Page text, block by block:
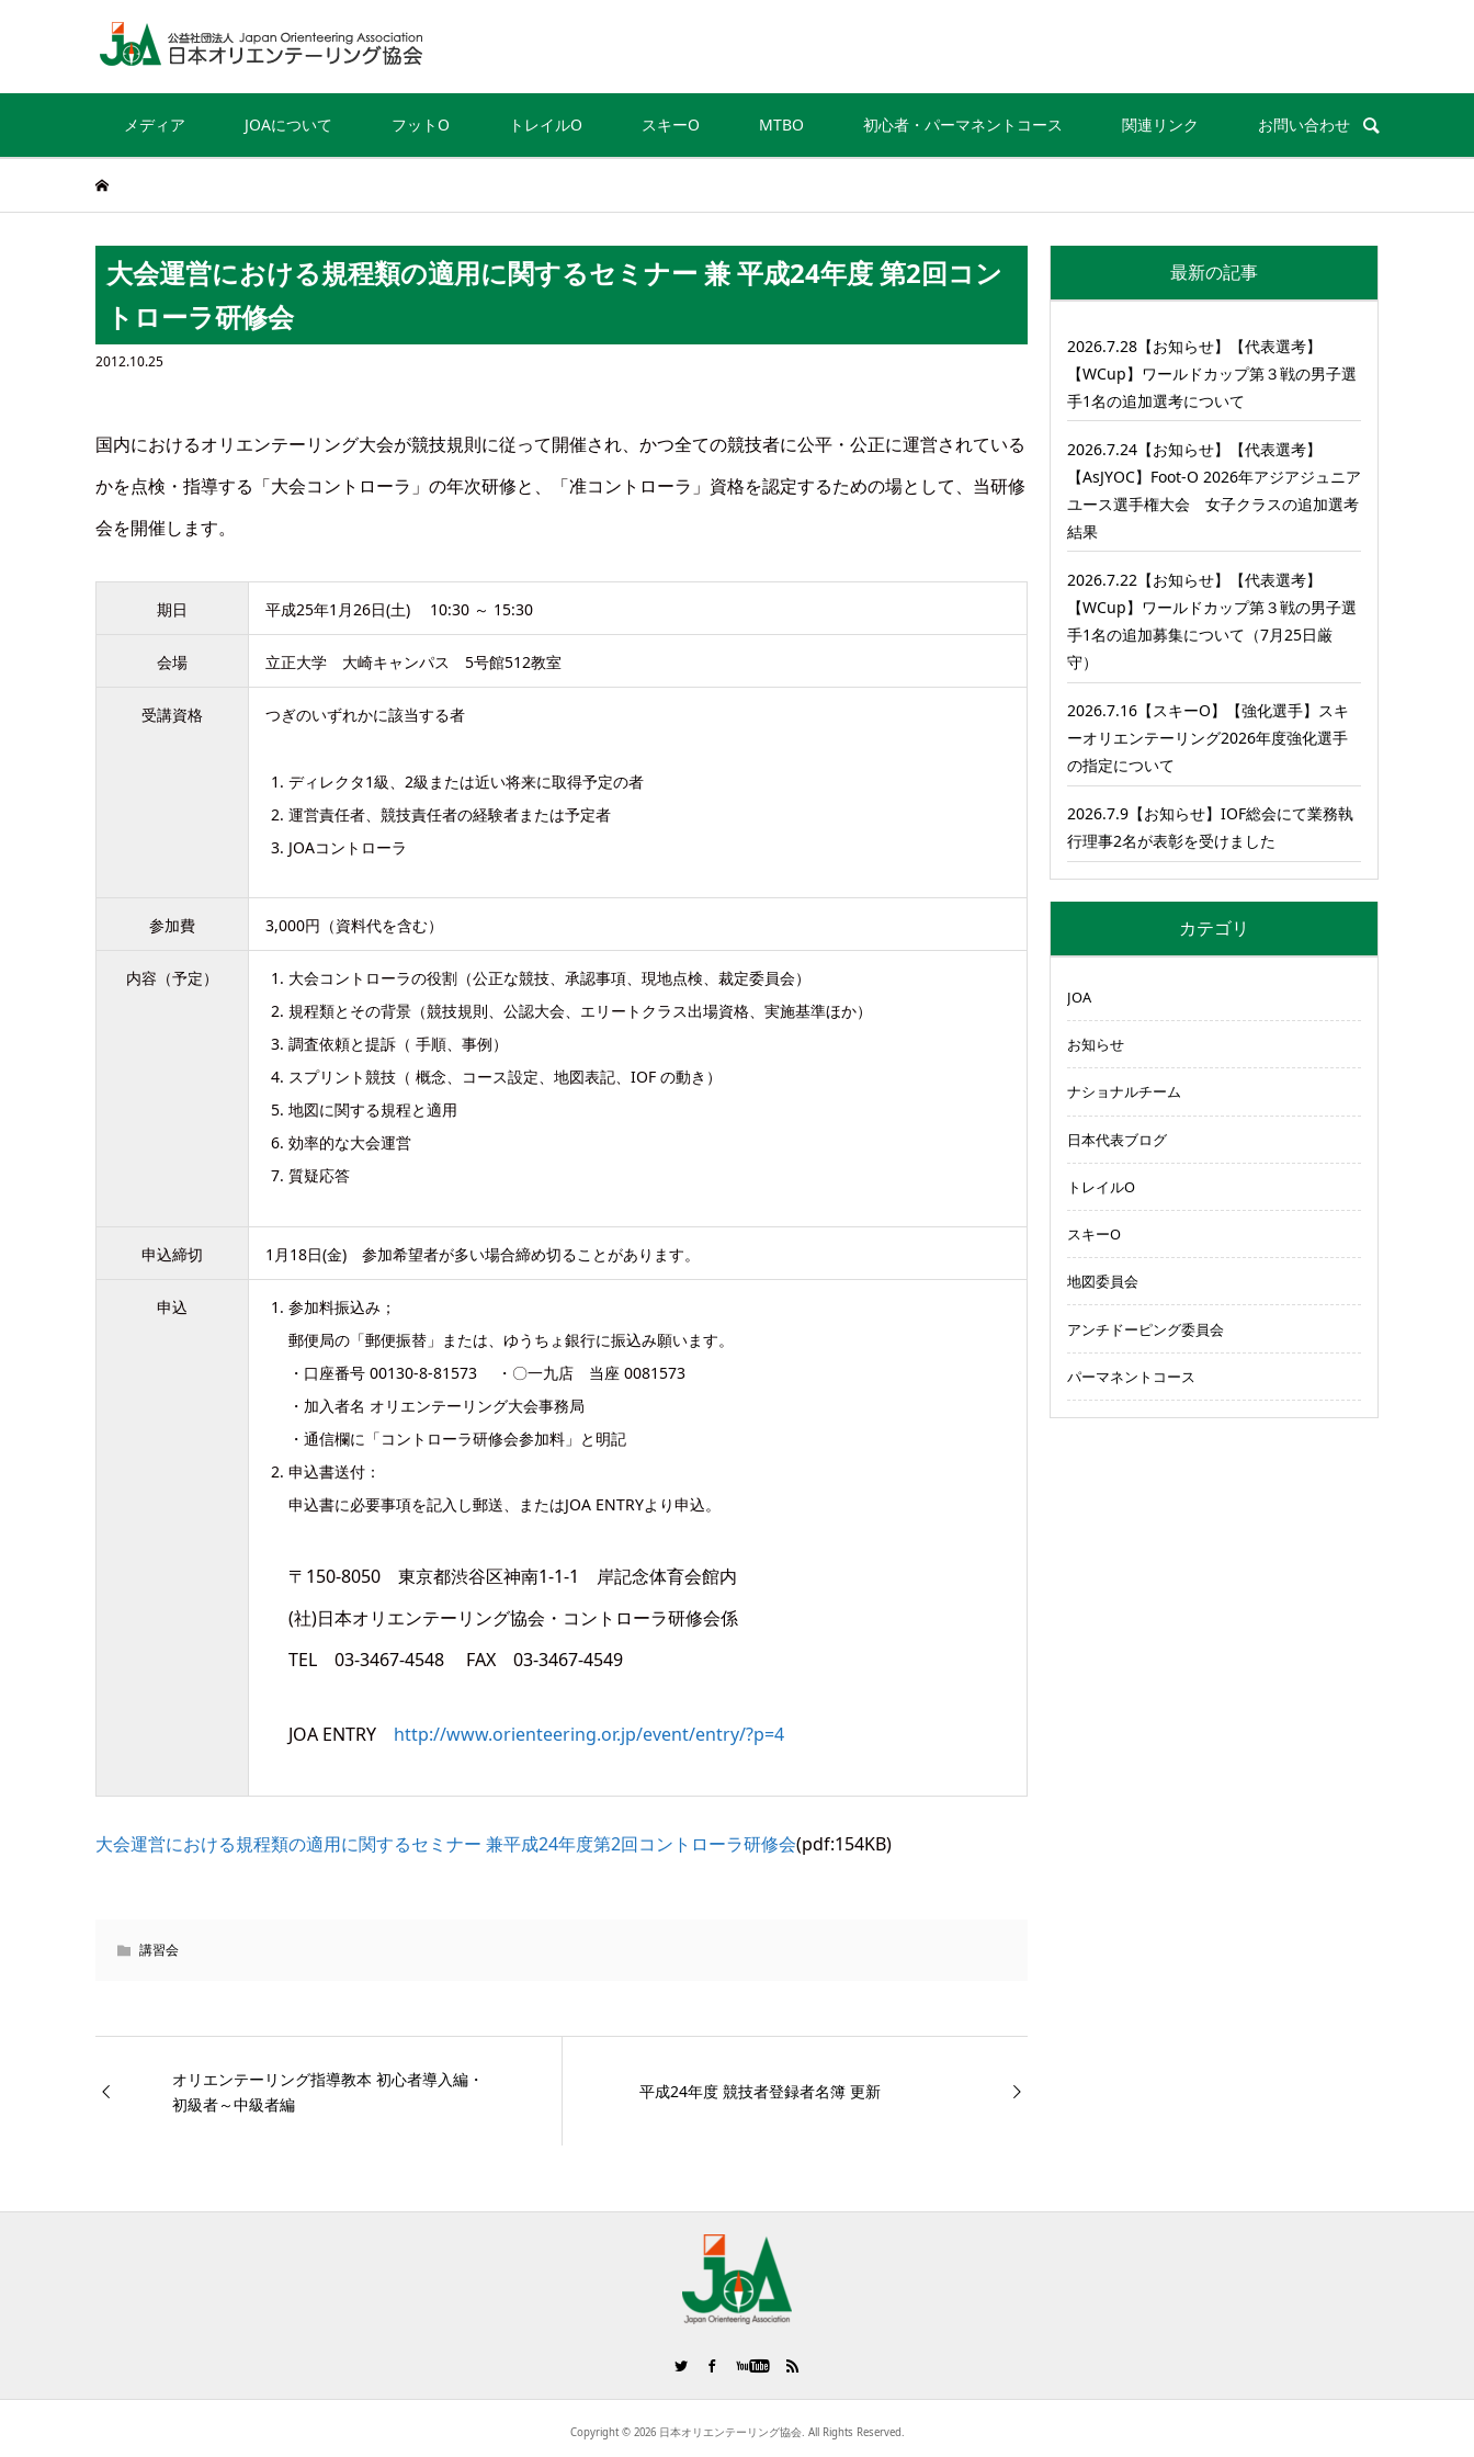
メディア JOAについて フットO トレイルO スキーO MTBO 初心者・パーマネントコース 関連リンク お問い合わせ
大会運営における規程類の適用に関するセミナー 兼 平成24年度 第2回コン
トローラ研修会
2012.10.25
国内におけるオリエンテーリング大会が競技規則に従って開催され、かつ全ての競技者に公平・公正に運営されている
かを点検・指導する「大会コントローラ」の年次研修と、「准コントローラ」資格を認定するための場として、当研修
会を開催します。
期日 平成25年1月26日(土) 10:30 ～ 15:30
会場 立正大学 大崎キャンパス 5号館512教室
受講資格 つぎのいずれかに該当する者
ディレクタ1級、2級または近い将来に取得予定の者
運営責任者、競技責任者の経験者または予定者
JOAコントローラ
参加費 3,000円（資料代を含む）
内容（予定）
大会コントローラの役割（公正な競技、承認事項、現地点検、裁定委員会）
規程類とその背景（競技規則、公認大会、エリートクラス出場資格、実施基準ほか）
調査依頼と提訴（ 手順、事例）
スプリント競技（ 概念、コース設定、地図表記、IOF の動き）
地図に関する規程と適用
効率的な大会運営
質疑応答
申込締切 1月18日(金) 参加希望者が多い場合締め切ることがあります。
申込
参加料振込み；
郵便局の「郵便振替」または、ゆうちょ銀行に振込み願います。
・口座番号 00130-8-81573 ・〇一九店 当座 0081573
・加入者名 オリエンテーリング大会事務局
・通信欄に「コントローラ研修会参加料」と明記
申込書送付：
申込書に必要事項を記入し郵送、またはJOA ENTRYより申込。
〒150-8050 東京都渋谷区神南1-1-1 岸記念体育会館内
(社)日本オリエンテーリング協会・コントローラ研修会係
TEL 03-3467-4548 FAX 03-3467-4549
JOA ENTRY http://www.orienteering.or.jp/event/entry/?p=4
大会運営における規程類の適用に関するセミナー 兼平成24年度第2回コントローラ研修会(pdf:154KB)
講習会
オリエンテーリング指導教本 初心者導入編・
初級者～中級者編
平成24年度 競技者登録者名簿 更新
最新の記事
2026.7.28【お知らせ】【代表選考】
【WCup】ワールドカップ第３戦の男子選
手1名の追加選考について
2026.7.24【お知らせ】【代表選考】
【AsJYOC】Foot-O 2026年アジアジュニア
ユース選手権大会 女子クラスの追加選考
結果
2026.7.22【お知らせ】【代表選考】
【WCup】ワールドカップ第３戦の男子選
手1名の追加募集について（7月25日厳
守）
2026.7.16【スキーO】【強化選手】スキ
ーオリエンテーリング2026年度強化選手
の指定について
2026.7.9【お知らせ】IOF総会にて業務執
行理事2名が表彰を受けました
カテゴリ
JOA
お知らせ
ナショナルチーム
日本代表ブログ
トレイルO
スキーO
地図委員会
アンチドーピング委員会
パーマネントコース
Copyright ©2026日本オリエンテーリング協会. All Rights Reserved.